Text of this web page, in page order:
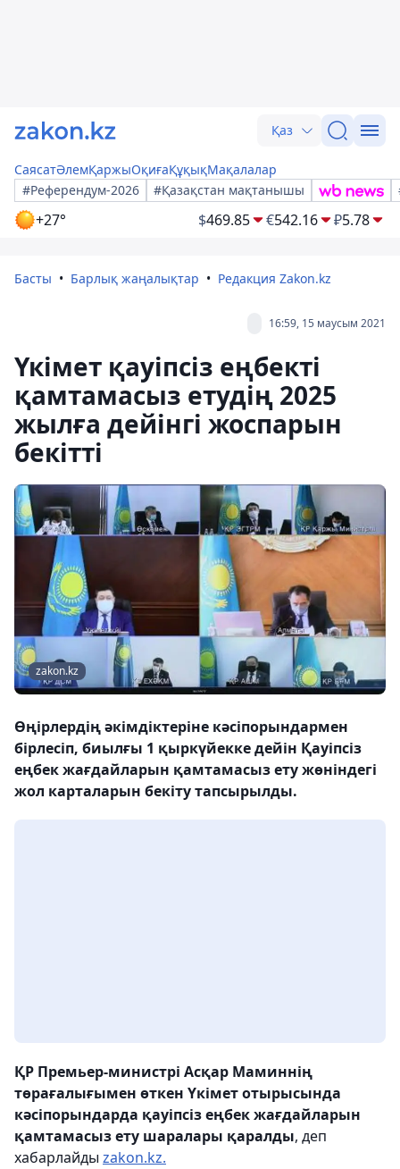
Қаз
СаясатӘлемҚаржыОқиғаҚұқықМақалалар
#Референдум-2026
#Қазақстан мақтанышы
+27° $469.85 €542.16 ₽5.78
Басты Барлық жаңалықтар Редакция Zakon.kz
16:59, 15 маусым 2021
Үкімет қауіпсіз еңбекті
қамтамасыз етудің 2025
жылға дейінгі жоспарын
бекітті
zakon.kz
Өңірлердің әкімдіктеріне кәсіпорындармен
бірлесіп, биылғы 1 қыркүйекке дейін Қауіпсіз
еңбек жағдайларын қамтамасыз ету жөніндегі
жол карталарын бекіту тапсырылды.
ҚР Премьер-министрі Асқар Маминнің
төрағалығымен өткен Үкімет отырысында
кәсіпорындарда қауіпсіз еңбек жағдайларын
қамтамасыз ету шаралары қаралды, деп
хабарлайды zakon.kz.